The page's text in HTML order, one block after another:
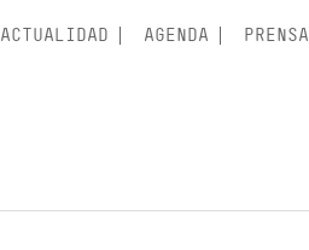
ACTUALIDAD AGENDA PRENSA